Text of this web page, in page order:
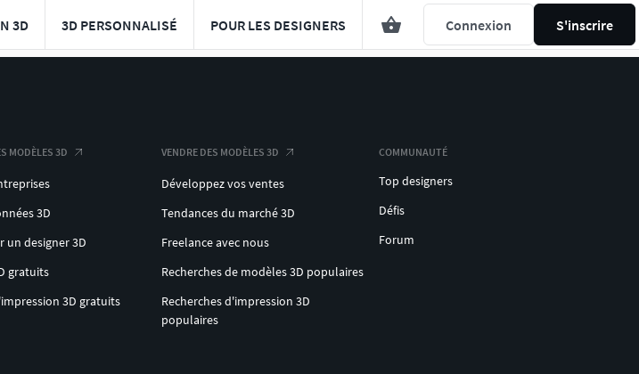
3D 3D PERSONNALISÉ POUR LES DESIGNERS Connexion S'inscrire
MODÈLES 3D
3D
un designer 3D
gratuits
3D gratuits
VENDRE DES MODÈLES 3D
Développez vos ventes
Tendances du marché 3D
Freelance avec nous
Recherches de modèles 3D populaires
Recherches d'impression 3D
populaires
COMMUNAUTÉ
Top designers
Défis
Forum